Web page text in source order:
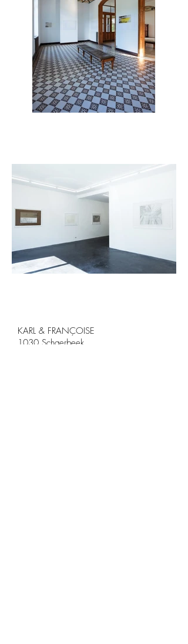
KARL & FRANÇOISE
1030 Schaerbeek